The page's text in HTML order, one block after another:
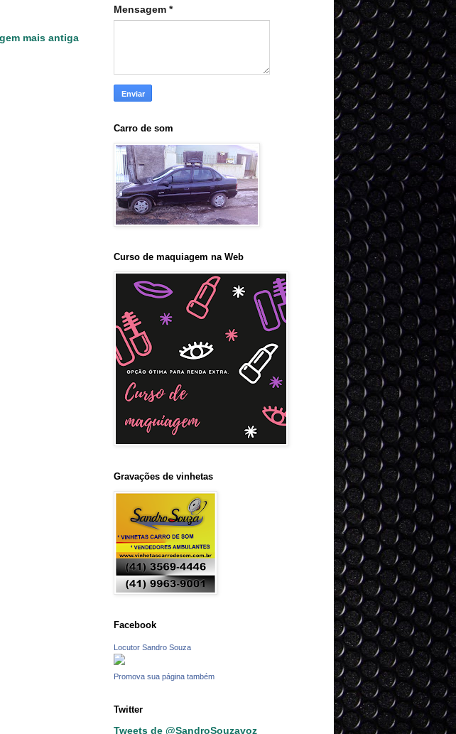
mais antiga
Mensagem *
Carro de som
Curso de maquiagem na Web
Gravações de vinhetas
Facebook
Locutor Sandro Souza
Promova sua página também
Twitter
Tweets de @SandroSouzavoz